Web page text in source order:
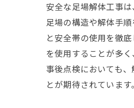
安全な足場解体工事
足場の構造や解体手
と安全帯の使用を徹
を使用することが多
事後点検においても
とが期待されていま